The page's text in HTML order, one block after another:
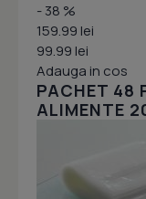
- 38 %
159.99 lei
99.99 lei
Adauga in cos
PACHET 48
ALIMENTE